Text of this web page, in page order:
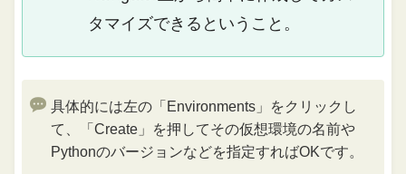
タマイズできるということ。
具体的には左の「Environments」をクリックし
て、「Create」を押してその仮想環境の名前や
Pythonのバージョンなどを指定すればOKです。